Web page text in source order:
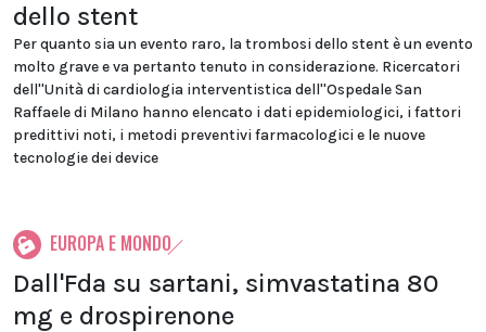
dello stent
Per quanto sia un evento raro, la trombosi dello stent è un evento
molto grave e va pertanto tenuto in considerazione. Ricercatori
dell''Unità di cardiologia interventistica dell''Ospedale San
Raffaele di Milano hanno elencato i dati epidemiologici, i fattori
predittivi noti, i metodi preventivi farmacologici e le nuove
tecnologie dei device
EUROPA E MONDO
Dall'Fda su sartani, simvastatina 80
mg e drospirenone